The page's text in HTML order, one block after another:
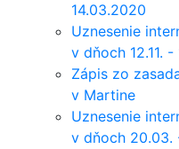
14.03.2020
Uznesenie
v dňoch 12.11. -
Zápis zo
v Martine
Uznesenie
v dňoch 20.03.